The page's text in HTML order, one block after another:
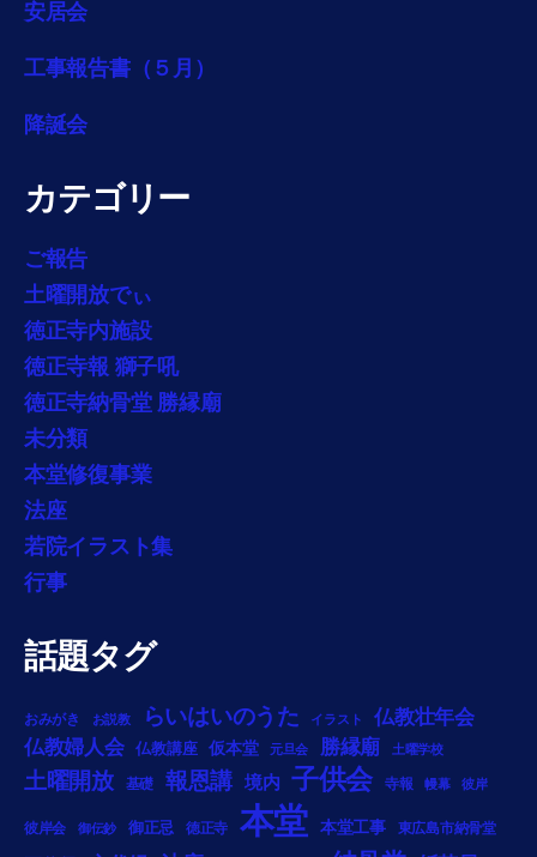
安居会
工事報告書（５月）
降誕会
カテゴリー
ご報告
土曜開放でぃ
徳正寺内施設
徳正寺報 獅子吼
徳正寺納骨堂 勝縁廟
未分類
本堂修復事業
法座
若院イラスト集
行事
話題タグ
おみがき お説教 らいはいのうた イラスト
仏教壮年会
仏教婦人会
仏教講座 仮本堂 元旦会 勝縁廟 土曜学校
土曜開放 基礎 報恩講 境内 子供会 寺報 幔幕 彼岸
彼岸会 御伝鈔 御正忌 徳正寺 本堂 本堂工事 東広島市納骨堂